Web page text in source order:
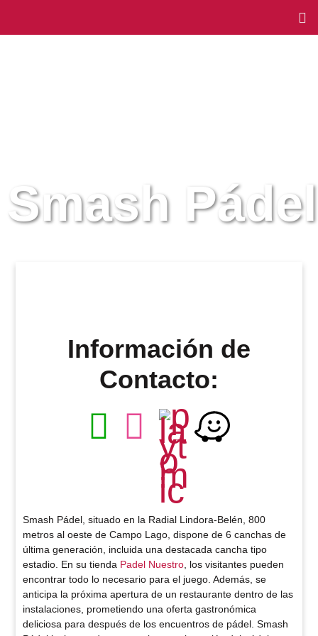
Smash Pádel
Información de
Contacto:
Smash Pádel, situado en la Radial Lindora-Belén, 800
metros al oeste de Campo Lago, dispone de 6 canchas de
última generación, incluida una destacada cancha tipo
estadio. En su tienda Padel Nuestro , los visitantes pueden
encontrar todo lo necesario para el juego. Además, se
anticipa la próxima apertura de un restaurante dentro de las
instalaciones, prometiendo una oferta gastronómica
deliciosa para después de los encuentros de pádel. Smash